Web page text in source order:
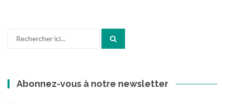
Abonnez-vous à notre newsletter